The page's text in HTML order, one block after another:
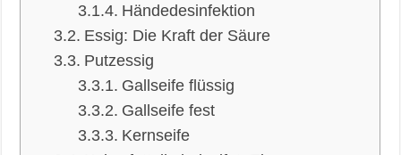
Händedesinfektion
Essig: Die Kraft der Säure
Putzessig
Gallseife flüssig
Gallseife fest
Kernseife